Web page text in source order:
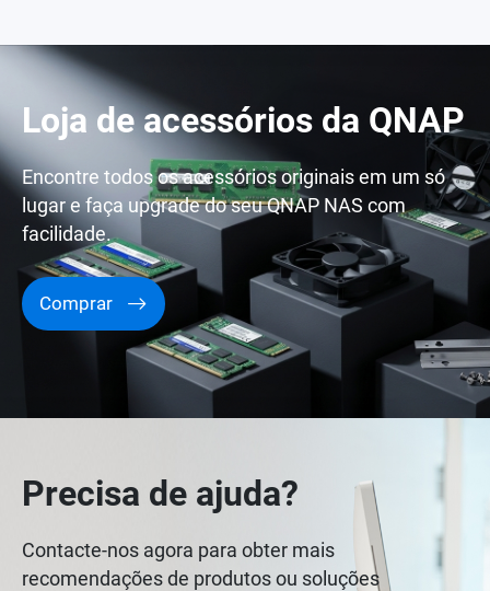
Loja de acessórios da QNAP
Encontre todos os acessórios originais em um só
lugar e faça upgrade do seu QNAP NAS com
facilidade.
Comprar
Precisa de ajuda?
Contacte-nos agora para obter mais
recomendações de produtos ou soluções